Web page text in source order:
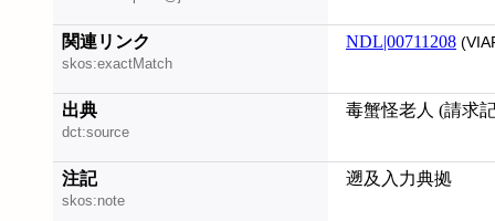
関連リンク
skos:exactMatch
NDL|00711208
出典
dct:source
毒蟹怪老人 (請求
注記
skos:note
遡及入力典拠